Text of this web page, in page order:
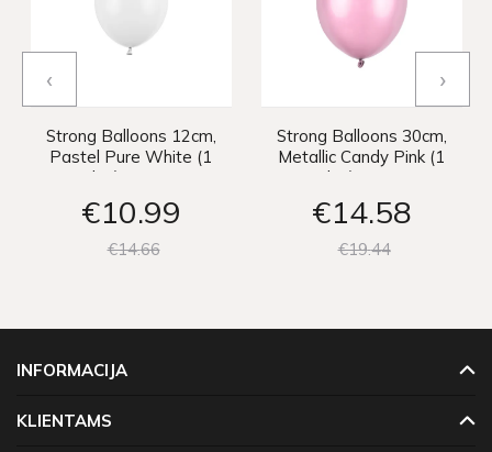
Strong Balloons 12cm,
Pastel Pure White (1
pkt / 100 pc.)
€10 99
€1466
Strong Balloons 30cm,
Metallic Candy Pink (1
pkt / 50 pc.)
€14 58
€1944
‹ ›
INFORMACIJA
KLIENTAMS